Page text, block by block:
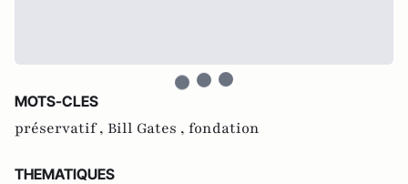
MOTS-CLES
préservatif , Bill Gates , fondation
THEMATIQUES